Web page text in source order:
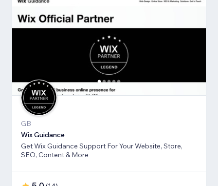
GB
Wix Guidance
Get Wix Guidance Support For Your Website, Store,
SEO, Content & More